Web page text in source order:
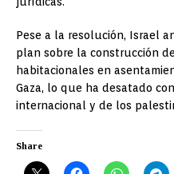
Pese a la resolución, Israel
plan sobre la construcción
habitacionales en
Gaza, lo que ha desatado
internacional y de los
Share